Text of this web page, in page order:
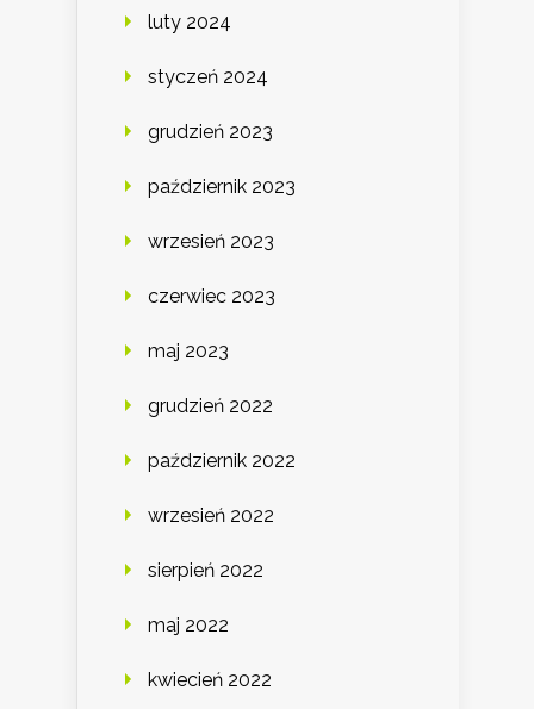
luty 2024
styczeń 2024
grudzień 2023
październik 2023
wrzesień 2023
czerwiec 2023
maj 2023
grudzień 2022
październik 2022
wrzesień 2022
sierpień 2022
maj 2022
kwiecień 2022